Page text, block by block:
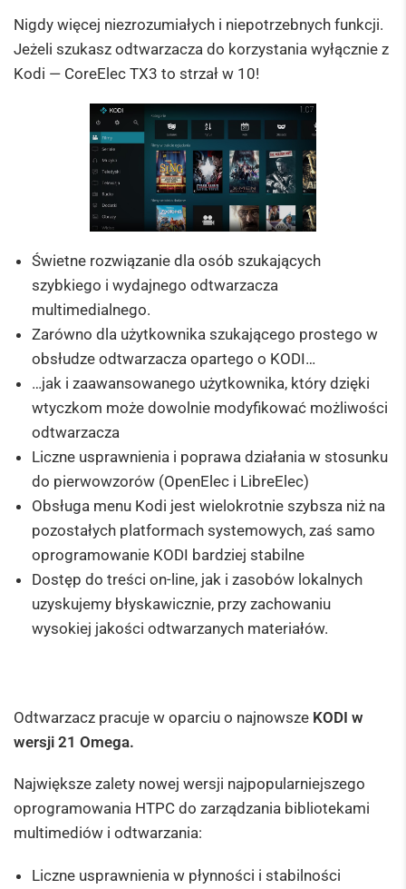
Nigdy więcej niezrozumiałych i niepotrzebnych funkcji.
Jeżeli szukasz odtwarzacza do korzystania wyłącznie z
Kodi — CoreElec TX3 to strzał w 10!
Świetne rozwiązanie dla osób szukających
szybkiego i wydajnego odtwarzacza
multimedialnego.
Zarówno dla użytkownika szukającego prostego w
obsłudze odtwarzacza opartego o KODI…
…jak i zaawansowanego użytkownika, który dzięki
wtyczkom może dowolnie modyfikować możliwości
odtwarzacza
Liczne usprawnienia i poprawa działania w stosunku
do pierwowzorów (OpenElec i LibreElec)
Obsługa menu Kodi jest wielokrotnie szybsza niż na
pozostałych platformach systemowych, zaś samo
oprogramowanie KODI bardziej stabilne
Dostęp do treści on-line, jak i zasobów lokalnych
uzyskujemy błyskawicznie, przy zachowaniu
wysokiej jakości odtwarzanych materiałów.
Odtwarzacz pracuje w oparciu o najnowsze KODI w
wersji 21 Omega.
Największe zalety nowej wersji najpopularniejszego
oprogramowania HTPC do zarządzania bibliotekami
multimediów i odtwarzania:
Liczne usprawnienia w płynności i stabilności